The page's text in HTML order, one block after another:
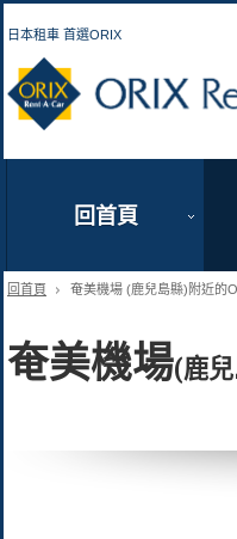
日本租車 首選ORIX
回首頁
回首頁 奄美機場 (鹿兒島縣)附近的
奄美機場(鹿